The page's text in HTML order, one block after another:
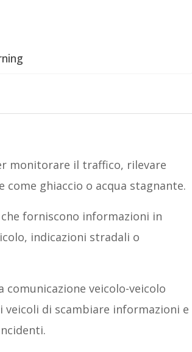
monitorare il traffico, rilevare
ghiaccio o acqua stagnante.
forniscono informazioni in
indicazioni stradali o
comunicazione veicolo-veicolo
veicoli di scambiare informazioni e